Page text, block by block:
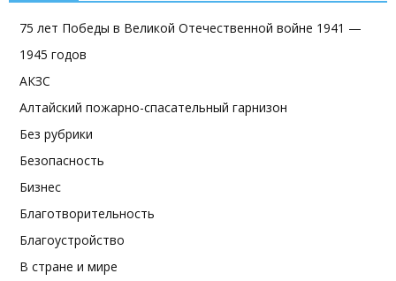
75 лет Победы в Великой Отечественной войне 1941 —
1945 годов
АКЗС
Алтайский пожарно-спасательный гарнизон
Без рубрики
Безопасность
Бизнес
Благотворительность
Благоустройство
В стране и мире